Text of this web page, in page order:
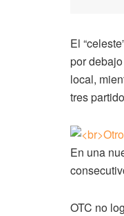
El
por
local,
tres
En una
OTC no